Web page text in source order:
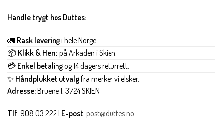
Handle trygt hos Duttes:
🚛 Rask leveringi hele Norge.
📦 Klikk & Hent på Arkaden i Skien.
💳 Enkel betalingog 14 dagers returrett.
✨ Håndplukket utvalgfra merker vi elsker.
Adresse:Bruene 1, 3724 SKIEN
Tlf: 908 03 222 | E-post: post@duttes.no